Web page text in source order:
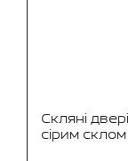
Скляні
сірим